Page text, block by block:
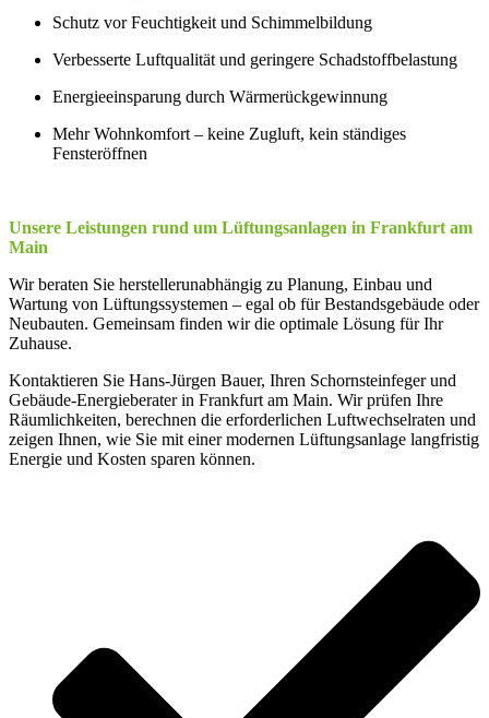
Schutz vor Feuchtigkeit und Schimmelbildung
Verbesserte Luftqualität und geringere Schadstoffbelastung
Energieeinsparung durch Wärmerückgewinnung
Mehr Wohnkomfort – keine Zugluft, kein ständiges
Fensteröffnen
Unsere Leistungen rund um Lüftungsanlagen in Frankfurt am
Main
Wir beraten Sie herstellerunabhängig zu Planung, Einbau und
Wartung von Lüftungssystemen – egal ob für Bestandsgebäude oder
Neubauten. Gemeinsam finden wir die optimale Lösung für Ihr
Zuhause.
Kontaktieren Sie Hans-Jürgen Bauer, Ihren Schornsteinfeger und
Gebäude-Energieberater in Frankfurt am Main. Wir prüfen Ihre
Räumlichkeiten, berechnen die erforderlichen Luftwechselraten und
zeigen Ihnen, wie Sie mit einer modernen Lüftungsanlage langfristig
Energie und Kosten sparen können.